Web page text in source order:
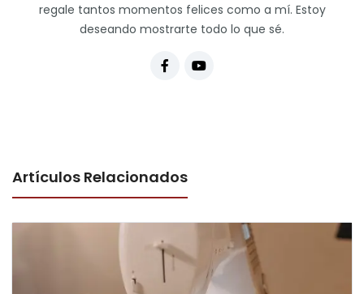
regale tantos momentos felices como a mí. Estoy
deseando mostrarte todo lo que sé.
Artículos Relacionados